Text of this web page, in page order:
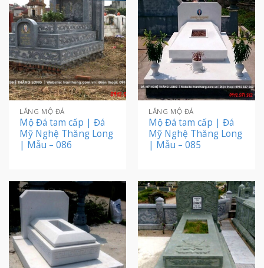
LĂNG MỘ ĐÁ
Mộ Đá tam cấp | Đá
Mỹ Nghệ Thăng Long
| Mẫu – 086
LĂNG MỘ ĐÁ
Mộ Đá tam cấp | Đá
Mỹ Nghệ Thăng Long
| Mẫu – 085